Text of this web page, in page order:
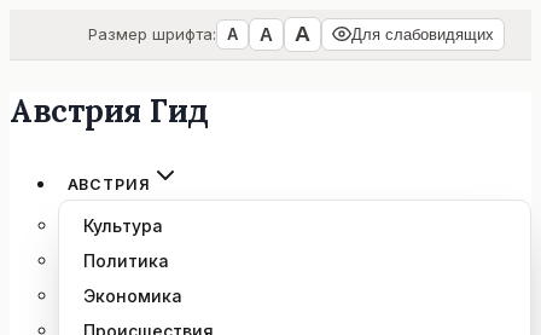
Размер шрифта: А А А Для слабовидящих
Перейти
содержимому
Австрия Гид
АВСТРИЯ
Культура
Политика
Экономика
Происшествия